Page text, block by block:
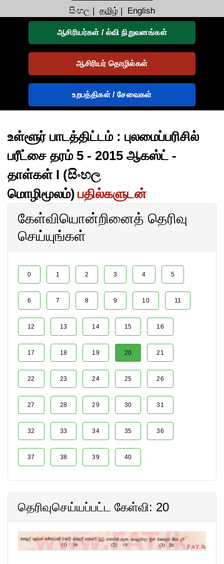
සිංහල | தமிழ் | English
ஆசிரியர்கள் / ல்வி நிறுவனங்கள்
ஆசிரியர் தொழில்கள்
உறபத்திகள் / சேவைகள்
உள்ளூர் பாடத்திட்டம் : புலமைப்பரிசில்
பரீட்சை தரம் 5 - 2015 ஆகஸ்ட் -
தாள்கள் I (සිංහල
மொழிமூலம்) பதில்களுடன்
கேள்வியொன்றினைத் தெரிவு
செய்யுங்கள்
0 1 2 3 4 5
6 7 8 9 10 11
12 13 14 15 16
17 18 19 20 21
22 23 24 25 26
27 28 29 30 31
32 33 34 35 36
37 38 39 40
தெரிவுசெய்யப்பட்ட கேள்வி: 20